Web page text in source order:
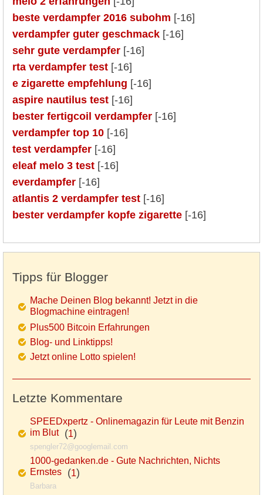
beste verdampfer 2016 subohm [-16]
verdampfer guter geschmack [-16]
sehr gute verdampfer [-16]
rta verdampfer test [-16]
e zigarette empfehlung [-16]
aspire nautilus test [-16]
bester fertigcoil verdampfer [-16]
verdampfer top 10 [-16]
test verdampfer [-16]
eleaf melo 3 test [-16]
everdampfer [-16]
atlantis 2 verdampfer test [-16]
bester verdampfer kopfe zigarette [-16]
Tipps für Blogger
Mache Deinen Blog bekannt! Jetzt in die
Blogmachine eintragen!
Plus500 Bitcoin Erfahrungen
Blog- und Linktipps!
Jetzt online Lotto spielen!
Letzte Kommentare
SPEEDxpertz - Onlinemagazin für Leute mit Benzin
im Blut(1)
spengler72@googlemail.com
1000-gedanken.de - Gute Nachrichten, Nichts
Ernstes (1)
Barbara